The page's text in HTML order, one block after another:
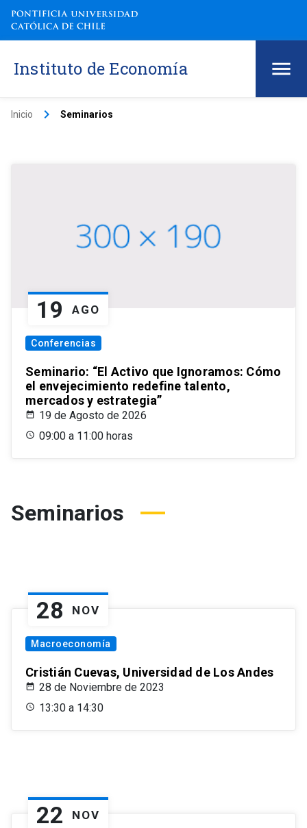
Instituto de Economía
Inicio keyboard_arrow_right Seminarios
19 AGO
Conferencias
Seminario: “El Activo que Ignoramos: Cómo
el envejecimiento redefine talento,
mercados y estrategia”
19 de Agosto de 2026
09:00 a 11:00 horas
Seminarios
28 NOV
Macroeconomía
Cristián Cuevas, Universidad de Los Andes
28 de Noviembre de 2023
13:30 a 14:30
22 NOV